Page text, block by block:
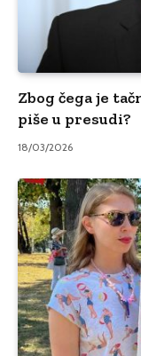
Zbog čega je
piše u presudi?
18/03/2026